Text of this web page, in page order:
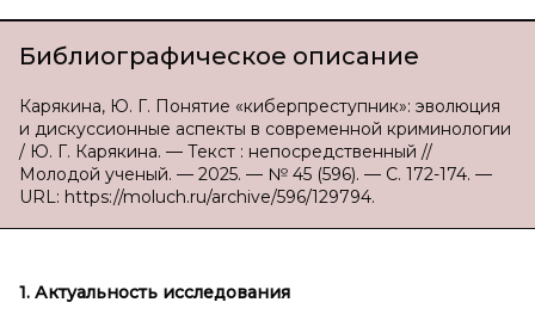
Библиографическое описание
Карякина, Ю. Г. Понятие «киберпреступник»: эволюция
и дискуссионные аспекты в современной криминологии
/ Ю. Г. Карякина. — Текст : непосредственный //
Молодой ученый. — 2025. — № 45 (596). — С. 172-174. —
URL: https://moluch.ru/archive/596/129794.
1. Актуальность исследования